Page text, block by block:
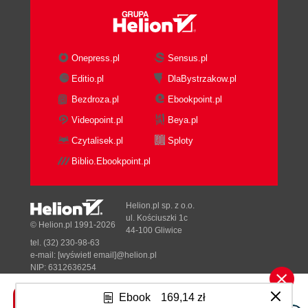
4. Using Custom Resources
Type Definitions
Advanced Features of Custom Resources
Validating Custom Resources
Short Names and Categories
Printer Columns
Subresources
Scale subresource
A Developers View on Custom Resources
Dynamic Client
Typed Clients
Anatomy of a type
Golang package structure
controller-runtime Client of Operator SDK
and Kubebuilder
Ebook 169,14 zł
Onepress.pl
Sensus.pl
Editio.pl
DlaBystrzakow.pl
Bezdroza.pl
Ebookpoint.pl
Videopoint.pl
Beya.pl
Czytalisek.pl
Sploty
Biblio.Ebookpoint.pl
Tonik.pl
© Helion.pl 1991-2026
Helion.pl sp. z o.o.
ul. Kościuszki 1c
44-100 Gliwice
tel. (32) 230-98-63
e-mail: [wyświetl email]@helion.pl
NIP: 6312636254